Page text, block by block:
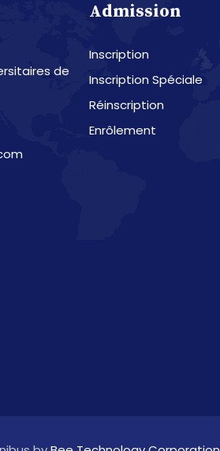
de
Admission
Inscription
Inscription Spéciale
Réinscription
Enrôlement